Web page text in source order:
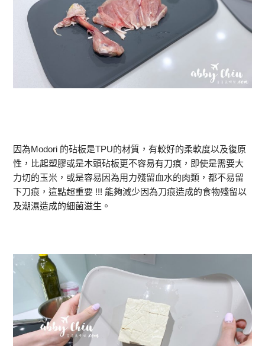
因為Modori 的砧板是TPU的材質，有較好的柔軟度以及復原
性，比起塑膠或是木頭砧板更不容易有刀痕，即使是需要大
力切的玉米，或是容易因為用力殘留血水的肉類，都不易留
下刀痕，這點超重要 !!! 能夠減少因為刀痕造成的食物殘留以
及潮濕造成的細菌滋生。